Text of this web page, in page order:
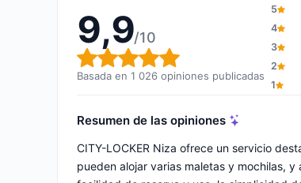
9,9/10
Calificación global: 9,9
Basada en 1 026 opiniones publicadas
5
4
3
2
1
Resumen de las opiniones
CITY-LOCKER Niza ofrece un servicio
pueden alojar varias maletas y mochilas,